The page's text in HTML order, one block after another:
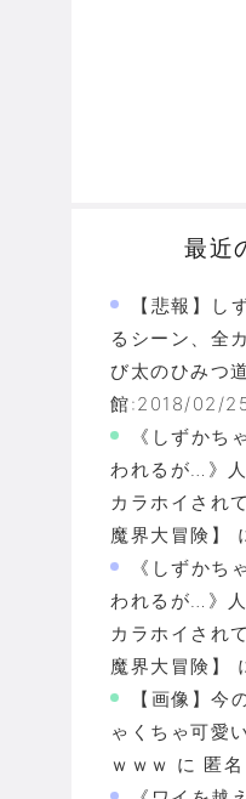
最近
【悲報】し
るシーン、全
び太のひみつ
館:2018/02/
《しずかち
われるが…》
カラホイされ
魔界大冒険】
《しずかち
われるが…》
カラホイされ
魔界大冒険】
【画像】今
ゃくちゃ可愛
ｗｗｗ に 匿名